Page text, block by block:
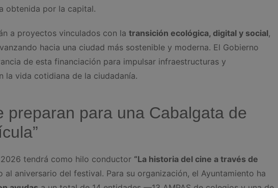
obtenida por la capital.
a proyectos vinculados con la transición ecológica, digital y social,
hacia una ciudad más sostenible y moderna. El Gobierno
de esta financiación para impulsar infraestructuras y
la vida cotidiana de la ciudadanía.
preparan para una Cabalgata de
tendrá como hilo conductor “La historia del cine a través de
al aniversario del festival. Para su organización, el Ayuntamiento ha